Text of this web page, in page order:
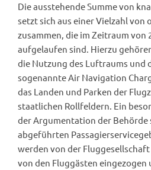
Die ausstehende Summe von
setzt sich aus einer Vielzahl von
zusammen, die im Zeitraum von
aufgelaufen sind. Hierzu
die Nutzung des Luftraums und
sogenannte Air Navigation
das Landen und Parken der
staatlichen Rollfeldern. Ein
der Argumentation der Behörde
abgeführten
werden von der
von den Fluggästen eingezogen